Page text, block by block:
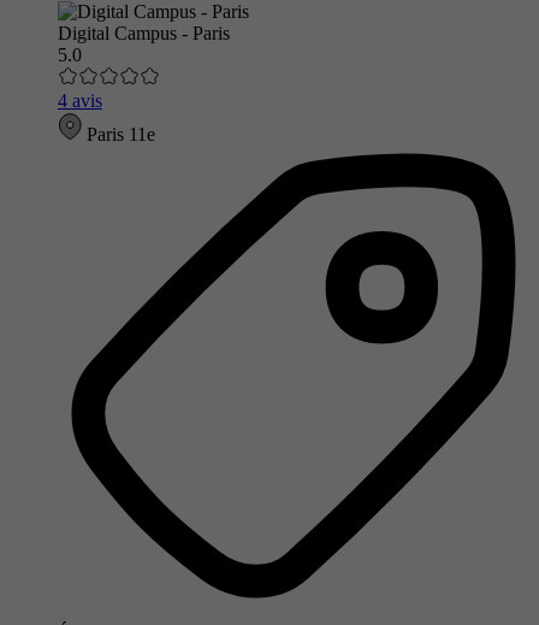
Digital Campus - Paris
5.0
4 avis
Paris 11e